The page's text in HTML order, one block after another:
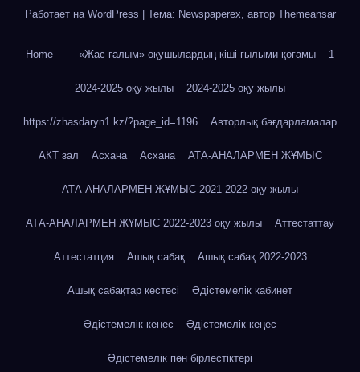
Работает на WordPress Тема: Newspaperex, автор Themeansar
Home «Жас ғалым» оқушылардың кіші ғылыми қоғамы 1
2024-2025 оқу жылы 2024-2025 оқу жылы
https://zhasdaryn1.kz/?page_id=1196 Авторлық бағдарламалар
АКТ зал Асхана Асхана АТА-АНАЛАРМЕН ЖҰМЫС
АТА-АНАЛАРМЕН ЖҰМЫС 2021-2022 оқу жылы
АТА-АНАЛАРМЕН ЖҰМЫС 2022-2023 оқу жылы Аттестаттау
Аттестатция Ашық сабақ Ашық сабақ 2022-2023
Ашық сабақтар кестесі Әдістемелік кабинет
Әдістемелік кеңес Әдістемелік кеңес
Әдістемелік пән бірлестіктері